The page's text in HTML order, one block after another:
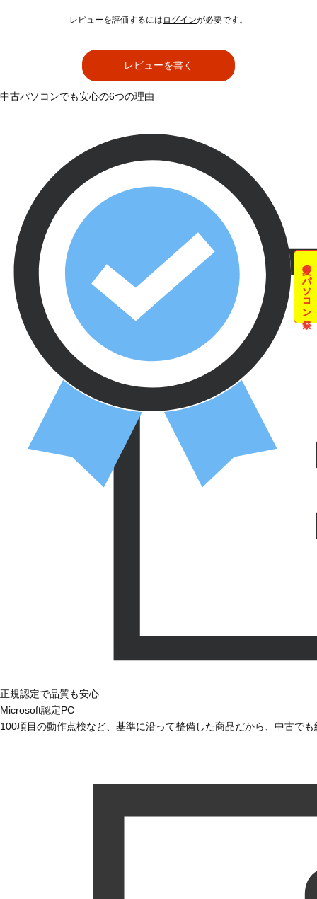
レビューを評価するには ログインが必要です。
レビューを書く
夏のパソコン祭
中古パソコンでも安心の6つの理由
正規認定で品質も安心
Microsoft認定PC
100項目の動作点検など、基準に沿って整備した商品だから、中古で